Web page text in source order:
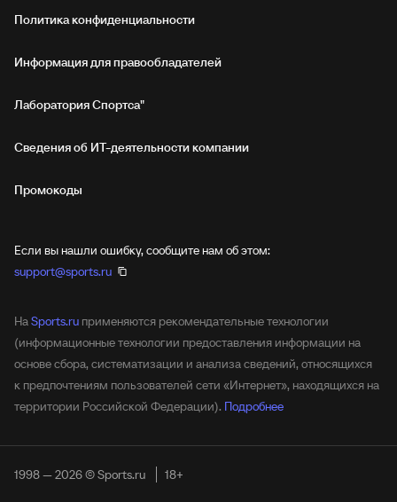
Политика конфиденциальности
Информация для правообладателей
Лаборатория Спортса"
Сведения об ИТ‑деятельности компании
Промокоды
Если вы нашли ошибку, сообщите нам об этом:
support@sports.ru
НаSports.ru применяются рекомендательные технологии
(информационные технологии предоставления информации на
основе сбора, систематизации и анализа сведений, относящихся
к предпочтениям пользователей сети «Интернет», находящихся на
территории Российской Федерации). Подробнее
1998 — 2026 © Sports.ru 18+